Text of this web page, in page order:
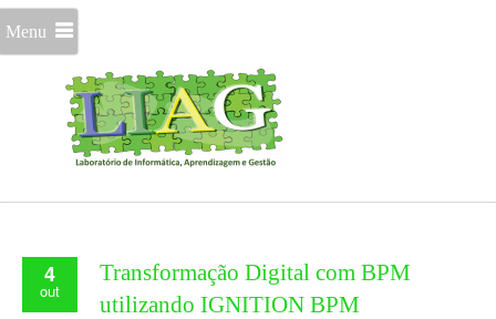
Menu
4
out
Transformação Digital com BPM
utilizando IGNITION BPM